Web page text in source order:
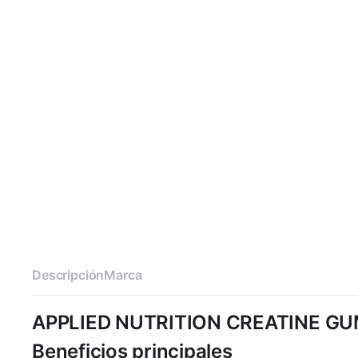
DescripciónMarca
APPLIED NUTRITION CREATINE
Beneficios principales